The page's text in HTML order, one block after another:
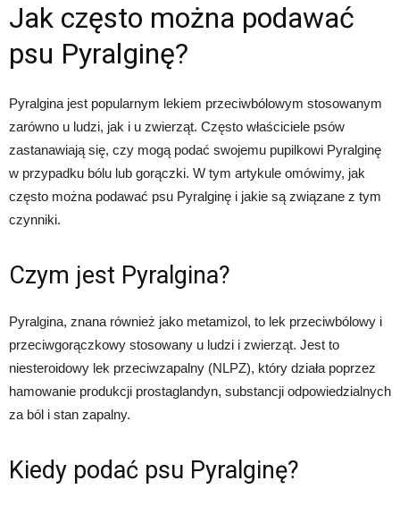
Jak często można podawać
psu Pyralginę?
Pyralgina jest popularnym lekiem przeciwbólowym stosowanym
zarówno u ludzi, jak i u zwierząt. Często właściciele psów
zastanawiają się, czy mogą podać swojemu pupilkowi Pyralginę
w przypadku bólu lub gorączki. W tym artykule omówimy, jak
często można podawać psu Pyralginę i jakie są związane z tym
czynniki.
Czym jest Pyralgina?
Pyralgina, znana również jako metamizol, to lek przeciwbólowy i
przeciwgorączkowy stosowany u ludzi i zwierząt. Jest to
niesteroidowy lek przeciwzapalny (NLPZ), który działa poprzez
hamowanie produkcji prostaglandyn, substancji odpowiedzialnych
za ból i stan zapalny.
Kiedy podać psu Pyralginę?